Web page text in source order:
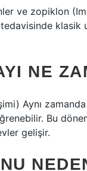
ve zopiklon
klasik
NE
Aynı
Bu
gelişir.